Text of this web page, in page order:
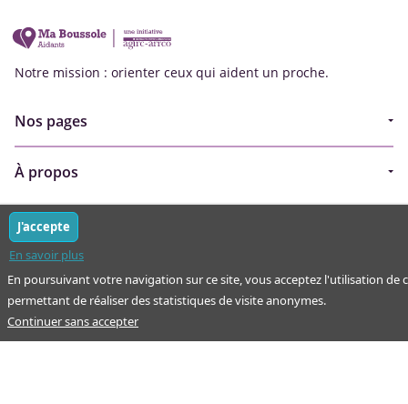
Notre mission : orienter ceux qui aident un proche.
Nos pages
Aides financières et congés
Annuaire
Simulateur
À propos
Espace partenaire
Qui sommes-nous ?
Plan du site
Nous contacter
Mentions légales
Conditions d'utilisation
En poursuivant votre navigation sur ce site, vous acceptez l'utilisation de
permettant de réaliser des statistiques de visite anonymes.
En savoir plus
J'accepte
Continuer sans accepter